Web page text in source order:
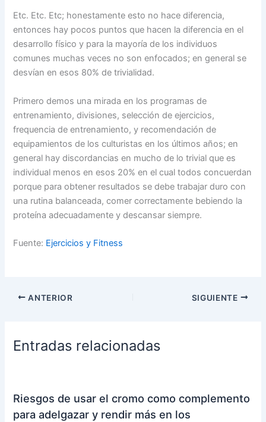
Etc. Etc. Etc; honestamente esto no hace diferencia,
entonces hay pocos puntos que hacen la diferencia en el
desarrollo físico y para la mayoría de los individuos
comunes muchas veces no son enfocados; en general se
desvían en esos 80% de trivialidad.
Primero demos una mirada en los programas de
entrenamiento, divisiones, selección de ejercicios,
frequencia de entrenamiento, y recomendación de
equipamientos de los culturistas en los últimos años; en
general hay discordancias en mucho de lo trivial que es
individual menos en esos 20% en el cual todos concuerdan
porque para obtener resultados se debe trabajar duro con
una rutina balanceada, comer correctamente bebiendo la
proteína adecuadamente y descansar siempre.
Fuente: Ejercicios y Fitness
ANTERIOR SIGUIENTE
Entradas relacionadas
Riesgos de usar el cromo como complemento
para adelgazar y rendir más en los